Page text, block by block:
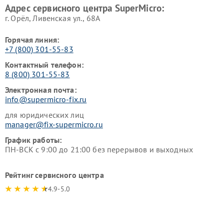
Адрес сервисного центра SuperMicro:
г. Орёл, Ливенская ул., 68А
Горячая линия:
+7 (800) 301-55-83
Контактный телефон:
8 (800) 301-55-83
Электронная почта:
info@supermicro-fix.ru
для юридических лиц
manager@fix-supermicro.ru
График работы:
ПН-ВСК с 9:00 до 21:00 без перерывов и выходных
Рейтинг сервисного центра
4.9-5.0